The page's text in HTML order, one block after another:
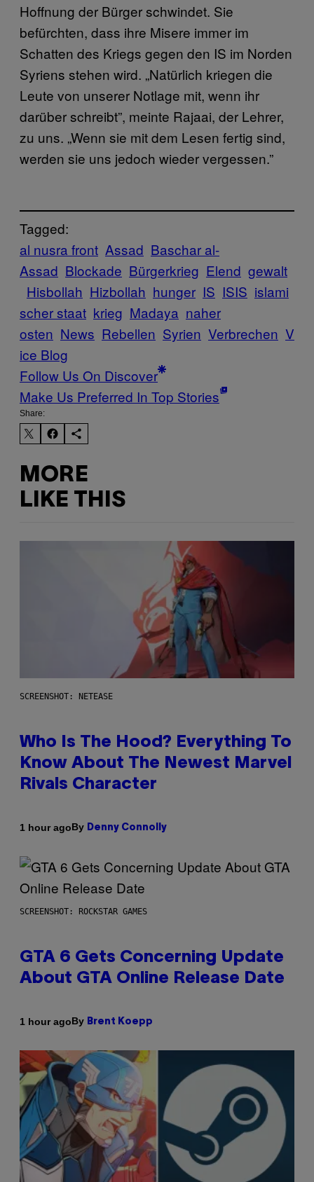
Hoffnung der Bürger schwindet. Sie
befürchten, dass ihre Misere immer im
Schatten des Kriegs gegen den IS im Norden
Syriens stehen wird. „Natürlich kriegen die
Leute von unserer Notlage mit, wenn ihr
darüber schreibt”, meinte Rajaai, der Lehrer,
zu uns. „Wenn sie mit dem Lesen fertig sind,
werden sie uns jedoch wieder vergessen.”
Tagged:
al nusra front Assad Baschar al-
Assad Blockade Bürgerkrieg Elend gewalt
Hisbollah Hizbollah hunger IS ISIS islami
scher staat krieg Madaya naher
osten News Rebellen Syrien Verbrechen V
ice Blog
Follow Us On Discover
Make Us Preferred In Top Stories
Share:
MORE
LIKE THIS
SCREENSHOT: NETEASE
Who Is The Hood? Everything To
Know About The Newest Marvel
Rivals Character
1 hour agoBy Denny Connolly
SCREENSHOT: ROCKSTAR GAMES
GTA 6 Gets Concerning Update
About GTA Online Release Date
1 hour agoBy Brent Koepp